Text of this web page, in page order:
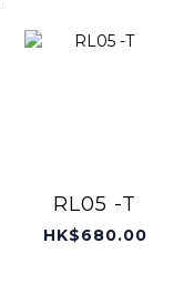
RL05 -T
HK$680.00